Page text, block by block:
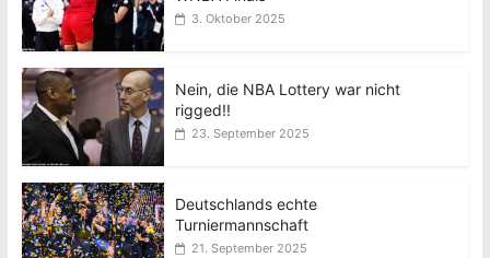
3. Oktober 2025
Nein, die NBA Lottery war nicht
rigged!!
23. September 2025
Deutschlands echte
Turniermannschaft
21. September 2025